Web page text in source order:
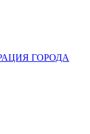
ГОРОДА